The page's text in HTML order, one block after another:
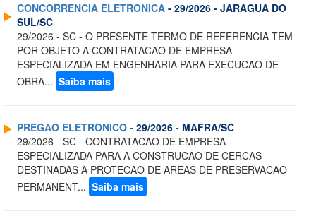
CONCORRENCIA ELETRONICA - 29/2026 - JARAGUA DO
SUL/SC
29/2026 - SC - O PRESENTE TERMO DE REFERENCIA TEM
POR OBJETO A CONTRATACAO DE EMPRESA
ESPECIALIZADA EM ENGENHARIA PARA EXECUCAO DE
OBRA... Saiba mais
PREGAO ELETRONICO - 29/2026 - MAFRA/SC
29/2026 - SC - CONTRATACAO DE EMPRESA
ESPECIALIZADA PARA A CONSTRUCAO DE CERCAS
DESTINADAS A PROTECAO DE AREAS DE PRESERVACAO
PERMANENT... Saiba mais